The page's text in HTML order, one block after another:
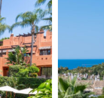
privada,
minutos a pie
Romano.
el
zona
así como con